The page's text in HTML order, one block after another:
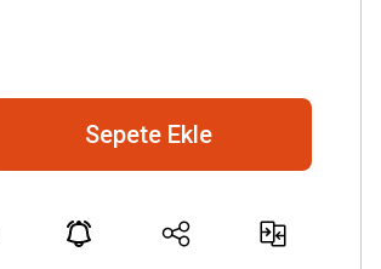
Sepete Ekle